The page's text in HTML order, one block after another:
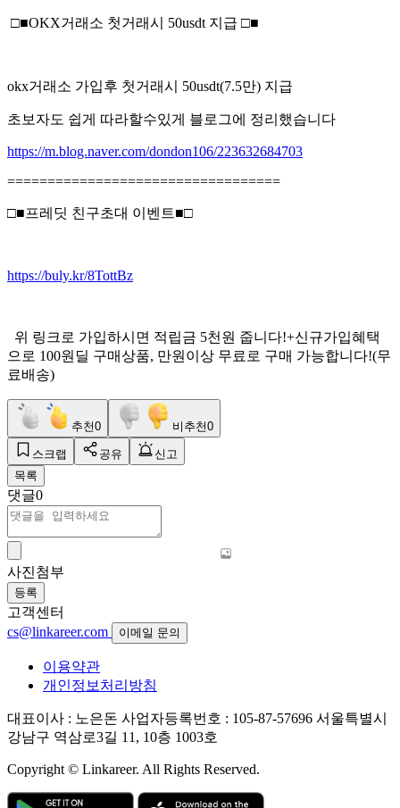
□■OKX거래소 첫거래시 50usdt 지급 □■
okx거래소 가입후 첫거래시 50usdt(7.5만) 지급
초보자도 쉽게 따라할수있게 블로그에 정리했습니다
https://m.blog.naver.com/dondon106/223632684703
==================================
□■프레딧 친구초대 이벤트■□
https://buly.kr/8TottBz
위 링크로 가입하시면 적립금 5천원 줍니다!+신규가입혜택
으로 100원딜 구매상품, 만원이상 무료로 구매 가능합니다!(무
료배송)
추천0 비추천0
스크랩 공유
신고
목록
댓글0
사진첨부
등록
고객센터
cs@linkareer.com
이메일 문의
이용약관
개인정보처리방침
대표이사 : 노은돈 사업자등록번호 : 105-87-57696 서울특별시
강남구 역삼로3길 11, 10층 1003호
Copyright © Linkareer. All Rights Reserved.